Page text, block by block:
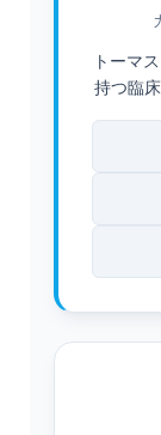
トーマ
持つ臨
す
バリデ
監督し